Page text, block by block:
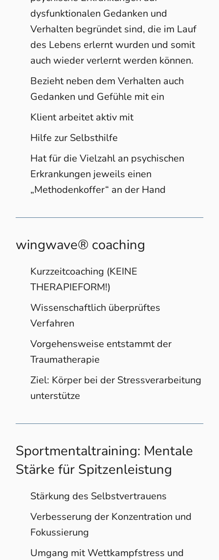
dysfunktionalen Gedanken und
Verhalten begründet sind, die im Lauf
des Lebens erlernt wurden und somit
auch wieder verlernt werden können.
Bezieht neben dem Verhalten auch
Gedanken und Gefühle mit ein
Klient arbeitet aktiv mit
Hilfe zur Selbsthilfe
Hat für die Vielzahl an psychischen
Erkrankungen jeweils einen
„Methodenkoffer“ an der Hand
wingwave® coaching
Kurzzeitcoaching (KEINE
THERAPIEFORM!)
Wissenschaftlich überprüftes
Verfahren
Vorgehensweise entstammt der
Traumatherapie
Ziel: Körper bei der Stressverarbeitung
unterstütze
Sportmentaltraining: Mentale
Stärke für Spitzenleistung
Stärkung des Selbstvertrauens ​
Verbesserung der Konzentration und
Fokussierung ​
Umgang mit Wettkampfstress und